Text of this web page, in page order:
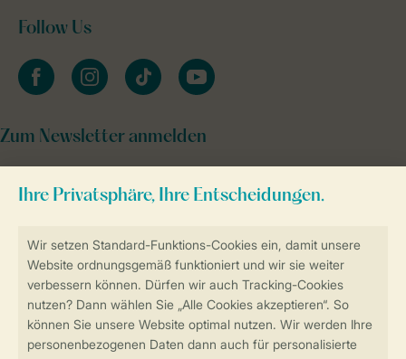
Sicher und schnell zur Online-Buchung
Sichere Datenübertragung
Follow Us
facebookinstagramtiktok youtube
Zum Newsletter anmelden